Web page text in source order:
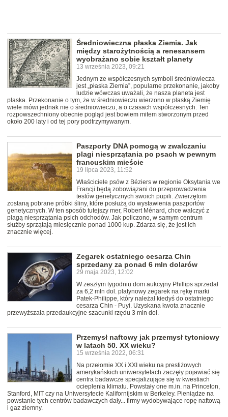
Średniowieczna płaska Ziemia. Jak
między starożytnością a renesansem
wyobrażano sobie kształt planety
13 września 2023, 09:21
Jednym ze współczesnych symboli średniowiecza
jest „płaska Ziemia”, popularne przekonanie, jakoby
ludzie wówczas uważali, że nasza planeta jest
płaska. Przekonanie o tym, że w średniowieczu wierzono w płaską Ziemię
wiele mówi jednak nie o średniowieczu, a o czasach współczesnych. Ten
rozpowszechniony obecnie pogląd jest bowiem mitem stworzonym przed
około 200 laty i od tej pory podtrzymywanym.
Paszporty DNA pomogą w zwalczaniu
plagi niesprzątania po psach w pewnym
francuskim mieście
19 lipca 2023, 11:52
Właściciele psów z Béziers w regionie Oksytania we
Francji będą zobowiązani do przeprowadzenia
testów genetycznych swoich pupili. Zwierzętom
zostaną pobrane próbki śliny, które posłużą do wystawienia paszportów
genetycznych. W ten sposób tutejszy mer, Robert Ménard, chce walczyć z
plagą niesprzątania psich odchodów. Jak policzono, w samym centrum
służby sprzątają miesięcznie ponad 1000 kup. Zdarza się, że jest ich
znacznie więcej.
Zegarek ostatniego cesarza Chin
sprzedany za ponad 6 mln dolarów
29 maja 2023, 12:02
W zeszłym tygodniu dom aukcyjny Phillips sprzedał
za 6,2 mln dol. platynowy zegarek na rękę marki
Patek-Philippe, który należał kiedyś do ostatniego
cesarza Chin - Puyi. Uzyskana kwota znacznie
przewyższała przedaukcyjne szacunki rzędu 3 mln dol.
Przemysł naftowy jak przemysł tytoniowy
w latach 50. XX wieku?
15 września 2022, 06:31
Na przełomie XX i XXI wieku na prestiżowych
amerykańskich uniwersytetach zaczęły pojawiać się
centra badawcze specjalizujące się w kwestiach
ocieplenia klimatu. Powstały one m.in. na Princeton,
Stanford, MIT czy na Uniwersytecie Kalifornijskim w Berkeley. Pieniądze na
powstanie tych centrów badawczych dały... firmy wydobywające ropę naftową
i gaz ziemny.